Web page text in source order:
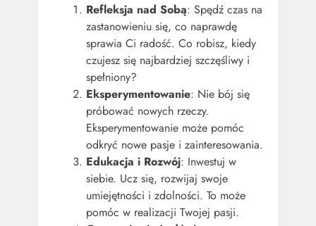
Refleksja nad Sobą: Spędź czas na
zastanowieniu się, co naprawdę
sprawia Ci radość. Co robisz, kiedy
czujesz się najbardziej szczęśliwy i
spełniony?
Eksperymentowanie: Nie bój się
próbować nowych rzeczy.
Eksperymentowanie może pomóc
odkryć nowe pasje i zainteresowania.
Edukacja i Rozwój: Inwestuj w
siebie. Ucz się, rozwijaj swoje
umiejętności i zdolności. To może
pomóc w realizacji Twojej pasji.